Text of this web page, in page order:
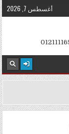
أغسطس 7, 2026